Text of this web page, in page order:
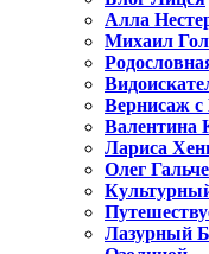
Алла
Михаил
Вернисаж
Валентина
Лариса
Олег
Лазурный